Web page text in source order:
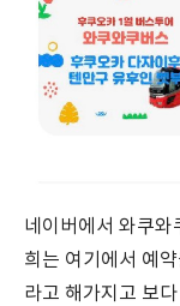
네이버에서 와쿠와
희는 여기에서 예
라고 해가지고 보